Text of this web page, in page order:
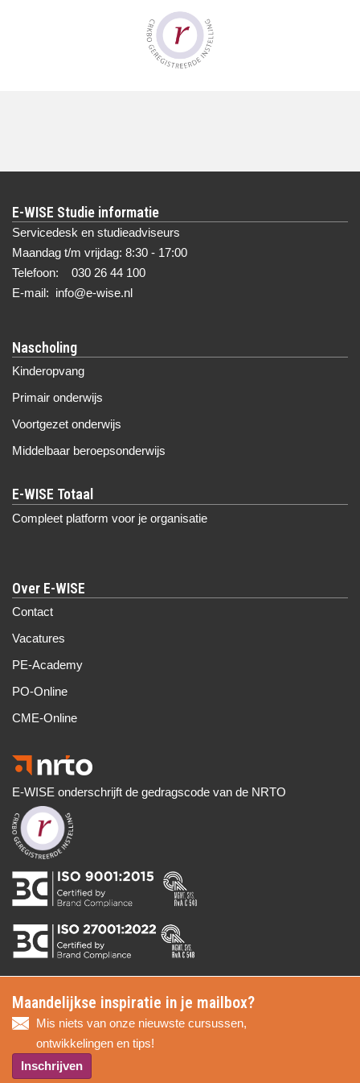
E-WISE Studie informatie
Servicedesk en studieadviseurs
Maandag t/m vrijdag: 8:30 - 17:00
Telefoon: 030 26 44 100
E-mail: info@e-wise.nl
Nascholing
Kinderopvang
Primair onderwijs
Voortgezet onderwijs
Middelbaar beroepsonderwijs
Compleet platform voor je organisatie
Over E-WISE
Contact
Vacatures
PE-Academy
PO-Online
CME-Online
E-WISE onderschrijft de gedragscode van de NRTO
Maandelijkse inspiratie in je mailbox?
Mis niets van onze nieuwste cursussen,
ontwikkelingen en tips!
Inschrijven